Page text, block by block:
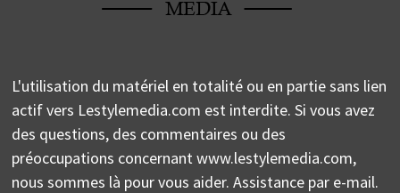
L'utilisation du matériel en totalité ou en partie sans lien
actif vers Lestylemedia.com est interdite. Si vous avez
des questions, des commentaires ou des
préoccupations concernant www.lestylemedia.com,
nous sommes là pour vous aider. Assistance par e-mail.